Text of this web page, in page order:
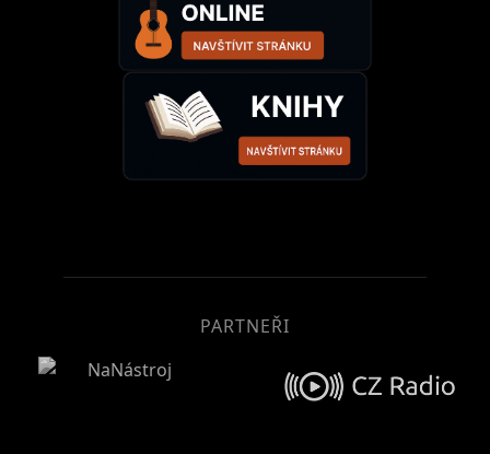
PARTNEŘI